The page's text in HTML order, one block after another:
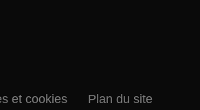
et cookies Plan du site